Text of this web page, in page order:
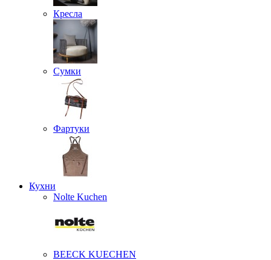
Кресла
Сумки
Фартуки
Кухни
Nolte Kuchen
BEECK KUECHEN